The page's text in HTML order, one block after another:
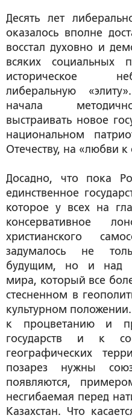
Десять лет
оказалось вполне
восстал духовно и
всяких социальных
историческое
либеральную
начала
выстраивать новое
национальном
Отечеству, на «любви
Досадно, что пока
единственное
которое у всех на
консервативное
христианского
задумалось не
будущим, но и над
мира, который все
стесненном в
культурном
к процветанию и
государств и к
географических
позарез нужны
появляются,
несгибаемая перед
Казaхстан. Что